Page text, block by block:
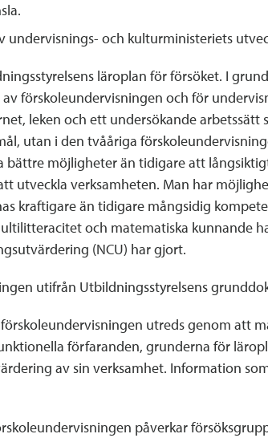
undervisnings- och kulturministeriets
läroplan för försöket. I
förskoleundervisningen och för
leken och ett undersökande arbetssätt
utan i den tvååriga
möjligheter än tidigare att
utveckla verksamheten. Man har
kraftigare än tidigare mångsidig
och matematiska kunnande
(NCU) har gjort.
utifrån Utbildningsstyrelsens
utreds genom att
förfaranden, grunderna för
av sin verksamhet. Information
påverkar